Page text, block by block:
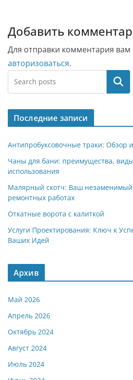
Добавить
Для отправки комментария
авторизоваться.
Поиск
Последние записи
Антипробуксовочные траки: Обзор
Чаны для бани: преимущества,
использования
Малярный скотч: Ваш
ремонтных работах
Откатные ворота с калиткой
Услуги Проектирования: Ключ к
Ваших Идей
Архив
Май 2026
Апрель 2026
Октябрь 2024
Август 2024
Июль 2024